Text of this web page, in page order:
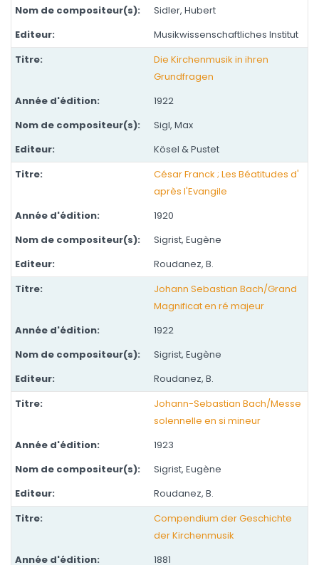
Sidler, Hubert
Musikwissenschaftliches Institut
Die Kirchenmusik in ihren
Grundfragen
1922
Sigl, Max
Kösel & Pustet
César Franck ; Les Béatitudes d'
après l'Evangile
1920
Sigrist, Eugène
Roudanez, B.
Johann Sebastian Bach/Grand
Magnificat en ré majeur
1922
Sigrist, Eugène
Roudanez, B.
Johann-Sebastian Bach/Messe
solennelle en si mineur
1923
Sigrist, Eugène
Roudanez, B.
Compendium der Geschichte
der Kirchenmusik
1881